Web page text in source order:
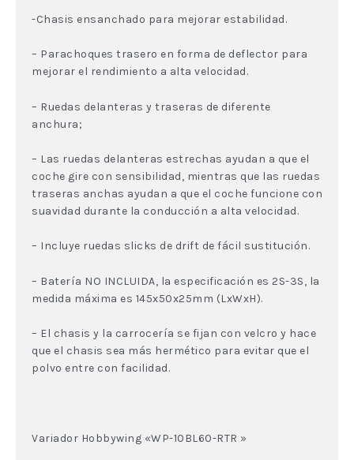
-Chasis ensanchado para mejorar estabilidad.
– Parachoques trasero en forma de deflector para
mejorar el rendimiento a alta velocidad.
– Ruedas delanteras y traseras de diferente
anchura;
– Las ruedas delanteras estrechas ayudan a que el
coche gire con sensibilidad, mientras que las ruedas
traseras anchas ayudan a que el coche funcione con
suavidad durante la conducción a alta velocidad.
– Incluye ruedas slicks de drift de fácil sustitución.
– Batería NO INCLUIDA, la especificación es 2S-3S, la
medida máxima es 145x50x25mm (LxWxH).
– El chasis y la carrocería se fijan con velcro y hace
que el chasis sea más hermético para evitar que el
polvo entre con facilidad.
Variador Hobbywing «WP-10BL60-RTR »